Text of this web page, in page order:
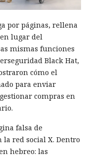
por páginas, rellena
lugar del
mismas funciones
Black Hat,
cómo el
para enviar
compras en
falsa de
red social X. Dentro
hebreo: las